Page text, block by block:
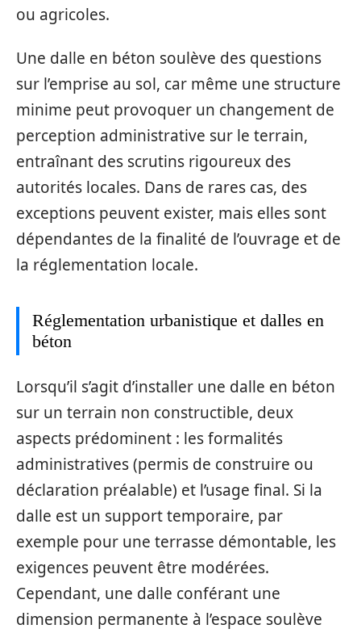
ou agricoles.
Une dalle en béton soulève des questions
sur l’emprise au sol, car même une structure
minime peut provoquer un changement de
perception administrative sur le terrain,
entraînant des scrutins rigoureux des
autorités locales. Dans de rares cas, des
exceptions peuvent exister, mais elles sont
dépendantes de la finalité de l’ouvrage et de
la réglementation locale.
Réglementation urbanistique et dalles en
béton
Lorsqu’il s’agit d’installer une dalle en béton
sur un terrain non constructible, deux
aspects prédominent : les formalités
administratives (permis de construire ou
déclaration préalable) et l’usage final. Si la
dalle est un support temporaire, par
exemple pour une terrasse démontable, les
exigences peuvent être modérées.
Cependant, une dalle conférant une
dimension permanente à l’espace soulève